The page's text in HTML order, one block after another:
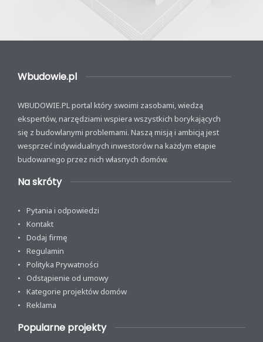
Wbudowie.pl
WBUDOWIE.PL portal który swoimi zasobami, wiedzą
ekspertów, narzędziami wspiera wszystkich borykających
się z budowlanymi problemami. Naszą misją i ambicją jest
wesprzeć indywidualnych inwestorów na każdym etapie
budowanego przez nich własnych domów.
Na skróty
Pytania i odpowiedzi
Kontakt
Dodaj firmę
Regulamin
Polityka Prywatności
Odstąpienie od umowy
Kategorie projektów domów
Reklama
Popularne projekty